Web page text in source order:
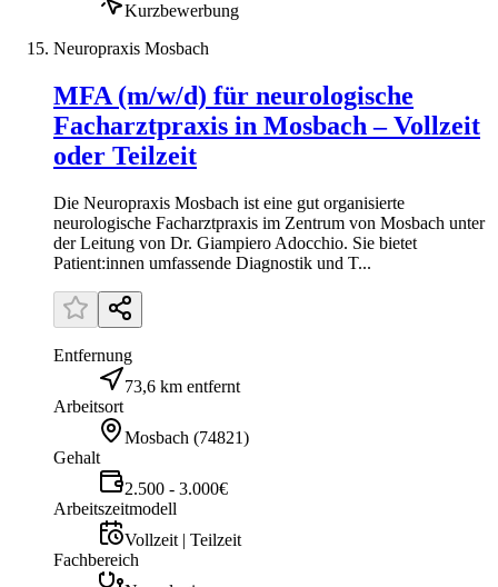
Kurzbewerbung
Neuropraxis Mosbach
MFA (m/w/d) für neurologische
Facharztpraxis in Mosbach – Vollzeit
oder Teilzeit
Die Neuropraxis Mosbach ist eine gut organisierte
neurologische Facharztpraxis im Zentrum von Mosbach unter
der Leitung von Dr. Giampiero Adocchio. Sie bietet
Patient:innen umfassende Diagnostik und T...
Entfernung
73,6 km entfernt
Arbeitsort
Mosbach (74821)
Gehalt
2.500 - 3.000€
Arbeitszeitmodell
Vollzeit | Teilzeit
Fachbereich